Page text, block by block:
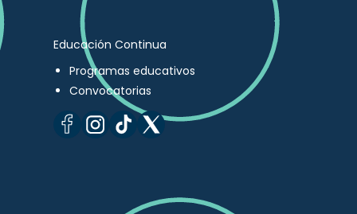
Educación Continua
Programas educativos
Convocatorias